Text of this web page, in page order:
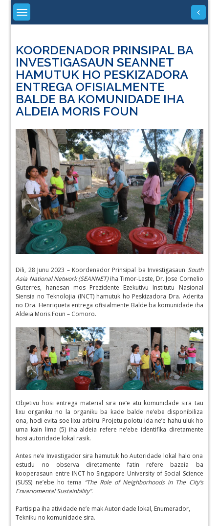
Skip
content
KOORDENADOR PRINSIPAL BA
INVESTIGASAUN SEANNET
HAMUTUK HO PESKIZADORA
ENTREGA OFISIALMENTE
BALDE BA KOMUNIDADE IHA
ALDEIA MORIS FOUN
Dili, 28 Junu 2023 – Koordenador Prinsipal ba Investigasaun South
Asia National Network (SEANNET)iha Timor-Leste, Dr. Jose Cornelio
Guterres, hanesan mos Prezidente Ezekutivu Institutu Nasional
Siensia no Teknolojia (INCT) hamutuk ho Peskizadora Dra. Aderita
no Dra. Henriqueta entrega ofisialmente Balde ba komunidade iha
Aldeia Moris Foun – Comoro.
Objetivu hosi entrega material sira ne’e atu komunidade sira tau
lixu organiku no la organiku ba kade balde ne’ebe disponibiliza
ona, hodi evita soe lixu arbiru. Projetu polotu ida ne’e hahu uluk ho
uma kain lima (5) iha aldeia refere ne’ebe identifika diretamente
hosi autoridade lokal rasik.
Antes ne’e Investigador sira hamutuk ho Autoridade lokal halo ona
estudu no observa diretamente fatin refere bazeia ba
kooperasaun entre INCT ho Singapore University of Social Science
(SUSS) ne’ebe ho tema “The Role of Neighborhoods in The City’s
Envariomental Sustainbility”.
Partisipa iha atividade ne’e mak Autoridade lokal, Enumerador,
Tekniku no komunidade sira.